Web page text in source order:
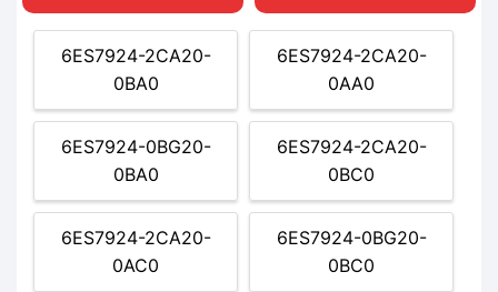
6ES7924-2CA20-
0BA0
6ES7924-2CA20-
0AA0
6ES7924-0BG20-
0BA0
6ES7924-2CA20-
0BC0
6ES7924-2CA20-
0AC0
6ES7924-0BG20-
0BC0